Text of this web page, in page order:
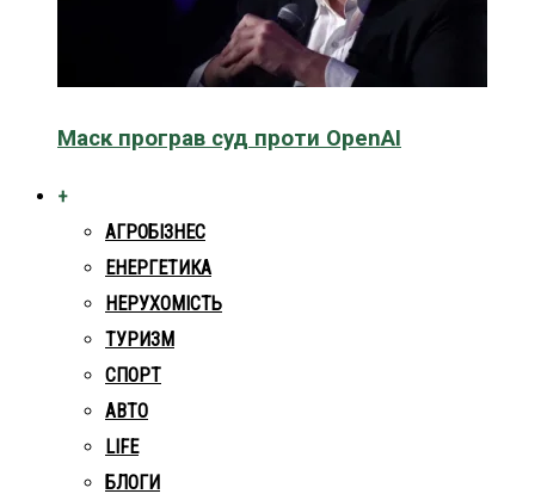
Маск програв суд проти OpenAI
+
АГРОБІЗНЕС
ЕНЕРГЕТИКА
НЕРУХОМІСТЬ
ТУРИЗМ
СПОРТ
АВТО
LIFE
БЛОГИ